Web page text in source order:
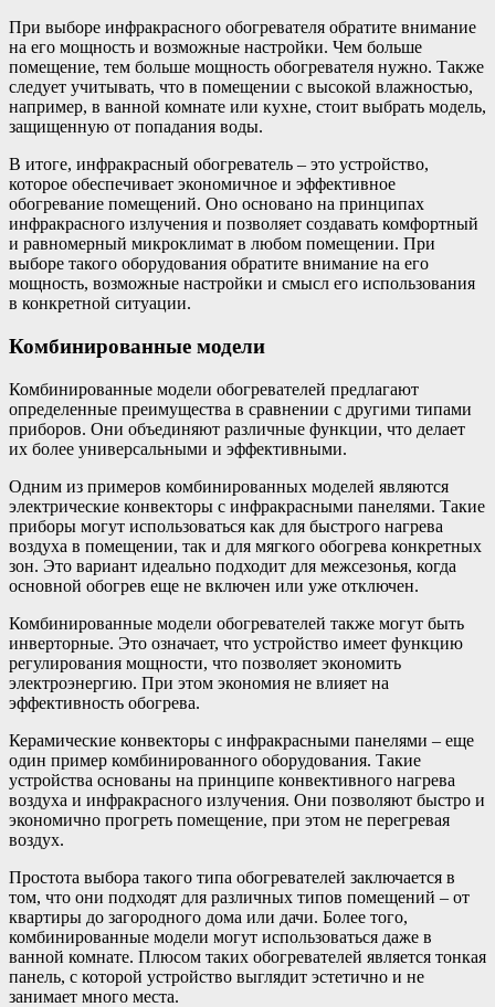
При выборе инфракрасного обогревателя обратите внимание
на его мощность и возможные настройки. Чем больше
помещение, тем больше мощность обогревателя нужно. Также
следует учитывать, что в помещении с высокой влажностью,
например, в ванной комнате или кухне, стоит выбрать модель,
защищенную от попадания воды.
В итоге, инфракрасный обогреватель – это устройство,
которое обеспечивает экономичное и эффективное
обогревание помещений. Оно основано на принципах
инфракрасного излучения и позволяет создавать комфортный
и равномерный микроклимат в любом помещении. При
выборе такого оборудования обратите внимание на его
мощность, возможные настройки и смысл его использования
в конкретной ситуации.
Комбинированные модели
Комбинированные модели обогревателей предлагают
определенные преимущества в сравнении с другими типами
приборов. Они объединяют различные функции, что делает
их более универсальными и эффективными.
Одним из примеров комбинированных моделей являются
электрические конвекторы с инфракрасными панелями. Такие
приборы могут использоваться как для быстрого нагрева
воздуха в помещении, так и для мягкого обогрева конкретных
зон. Это вариант идеально подходит для межсезонья, когда
основной обогрев еще не включен или уже отключен.
Комбинированные модели обогревателей также могут быть
инверторные. Это означает, что устройство имеет функцию
регулирования мощности, что позволяет экономить
электроэнергию. При этом экономия не влияет на
эффективность обогрева.
Керамические конвекторы с инфракрасными панелями – еще
один пример комбинированного оборудования. Такие
устройства основаны на принципе конвективного нагрева
воздуха и инфракрасного излучения. Они позволяют быстро и
экономично прогреть помещение, при этом не перегревая
воздух.
Простота выбора такого типа обогревателей заключается в
том, что они подходят для различных типов помещений – от
квартиры до загородного дома или дачи. Более того,
комбинированные модели могут использоваться даже в
ванной комнате. Плюсом таких обогревателей является тонкая
панель, с которой устройство выглядит эстетично и не
занимает много места.